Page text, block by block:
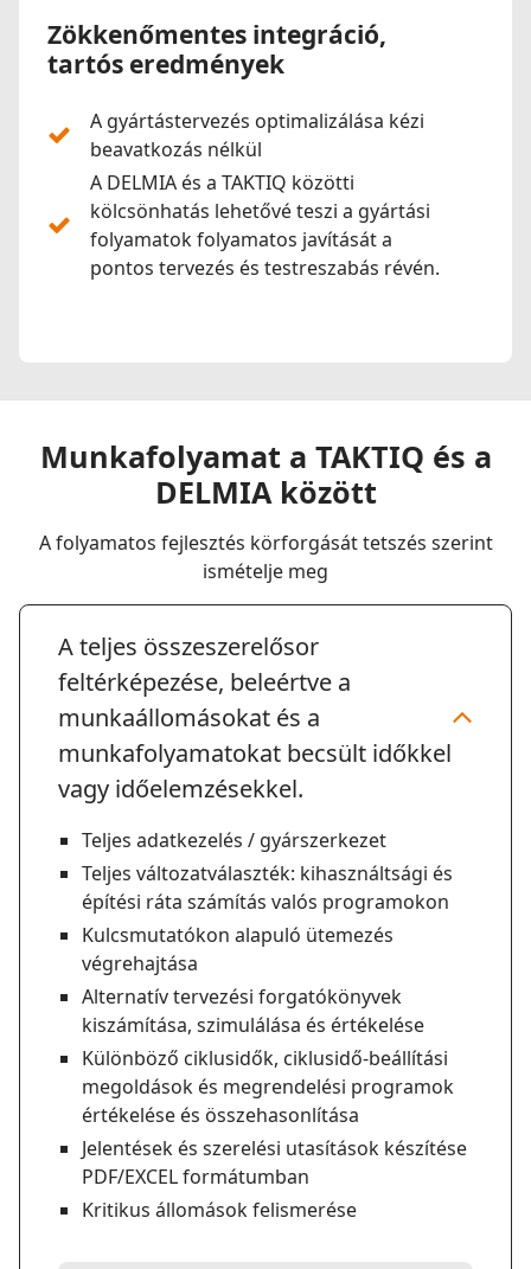
Zökkenőmentes integráció,
tartós eredmények
A gyártástervezés optimalizálása kézi
beavatkozás nélkül
A DELMIA és a TAKTIQ közötti
kölcsönhatás lehetővé teszi a gyártási
folyamatok folyamatos javítását a
pontos tervezés és testreszabás révén.
Munkafolyamat a TAKTIQ és a
DELMIA között
A folyamatos fejlesztés körforgását tetszés szerint
ismételje meg
A teljes összeszerelősor
feltérképezése, beleértve a
munkaállomásokat és a
munkafolyamatokat becsült időkkel
vagy időelemzésekkel.
Teljes adatkezelés / gyárszerkezet
Teljes változatválaszték: kihasználtsági és
építési ráta számítás valós programokon
Kulcsmutatókon alapuló ütemezés
végrehajtása
Alternatív tervezési forgatókönyvek
kiszámítása, szimulálása és értékelése
Különböző ciklusidők, ciklusidő-beállítási
megoldások és megrendelési programok
értékelése és összehasonlítása
Jelentések és szerelési utasítások készítése
PDF/EXCEL formátumban
Kritikus állomások felismerése